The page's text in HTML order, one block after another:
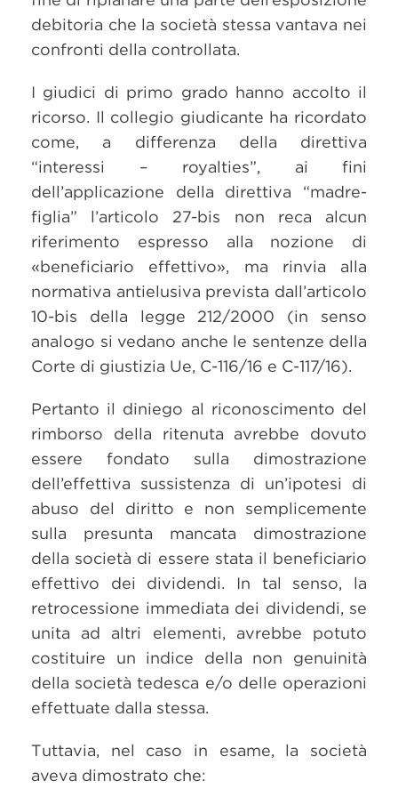
debitoria che la società stessa vantava nei
confronti della controllata.
I giudici di primo grado hanno accolto il
ricorso. Il collegio giudicante ha ricordato
come, a differenza della direttiva
“interessi – royalties”, ai fini
dell’applicazione della direttiva “madre-
figlia” l’articolo 27-bis non reca alcun
riferimento espresso alla nozione di
«beneficiario effettivo», ma rinvia alla
normativa antielusiva prevista dall’articolo
10-bis della legge 212/2000 (in senso
analogo si vedano anche le sentenze della
Corte di giustizia Ue, C-116/16 e C-117/16).
Pertanto il diniego al riconoscimento del
rimborso della ritenuta avrebbe dovuto
essere fondato sulla dimostrazione
dell’effettiva sussistenza di un’ipotesi di
abuso del diritto e non semplicemente
sulla presunta mancata dimostrazione
della società di essere stata il beneficiario
effettivo dei dividendi. In tal senso, la
retrocessione immediata dei dividendi, se
unita ad altri elementi, avrebbe potuto
costituire un indice della non genuinità
della società tedesca e/o delle operazioni
effettuate dalla stessa.
Tuttavia, nel caso in esame, la società
aveva dimostrato che: